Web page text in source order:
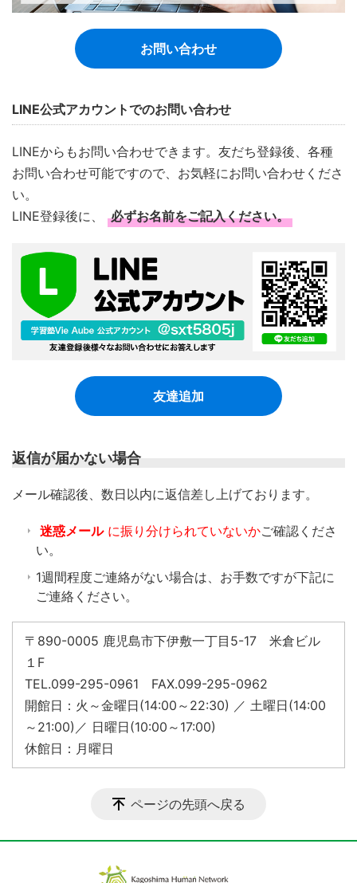
お問い合わせ
LINE公式アカウントでのお問い合わせ
LINEからもお問い合わせできます。友だち登録後、各種
お問い合わせ可能ですので、お気軽にお問い合わせくださ
い。
LINE登録後に、
必ずお名前をご記入ください。
友達追加
返信が届かない場合
​メール確認後、数日以内に返信差し上げております。
迷惑メール に振り分けられていないかご確認くださ
い。
1週間程度ご連絡がない場合は、お手数ですが下記に
ご連絡ください。
〒890-0005 鹿児島市下伊敷一丁目5-17 米倉ビル
１F
TEL.099-295-0961 FAX.099-295-0962
開館日：火～金曜日(14:00～22:30) ／ 土曜日(14:00
～21:00)／ 日曜日(10:00～17:00)
休館日：月曜日
ページの先頭へ戻る